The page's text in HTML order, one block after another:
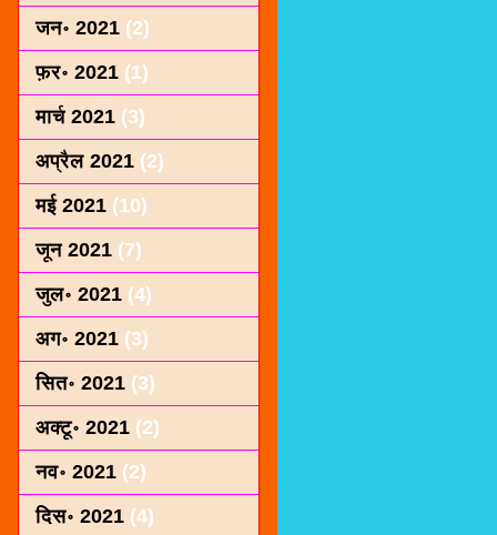
जन॰ 2021 (2)
फ़र॰ 2021 (1)
मार्च 2021 (3)
अप्रैल 2021 (2)
मई 2021 (10)
जून 2021 (7)
जुल॰ 2021 (4)
अग॰ 2021 (3)
सित॰ 2021 (3)
अक्टू॰ 2021 (2)
नव॰ 2021 (2)
दिस॰ 2021 (4)